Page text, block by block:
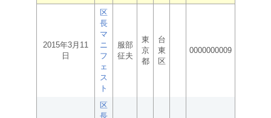
2015年3月11
日
区
長
マ
ニ
フ
ェ
ス
ト
服部
征夫
東
京
都
台
東
区
0000000009
区
長